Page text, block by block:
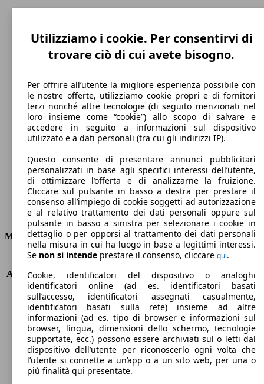
206 km/h
Velocità massima
Diesel
Carburante
Motore e Prestazioni
KW (PS)
96 kW (130 PS)
Accelerazione (0-100 km/h)
11.4s
Velocità massima (km/h)
206 km/h
Numero di marce
8
Coppia
300 nm
Cilindrata
1499 ccm
Carburante
Diesel
Cilindri
Trasmissione
Automatico
Tipo di trazione
Utilizziamo i cookie. Per consentirvi di
trovare ciò di cui avete bisogno.
Per offrire all’utente la migliore esperienza possibile con
le nostre offerte, utilizziamo cookie propri e di fornitori
terzi nonché altre tecnologie (di seguito menzionati nel
loro insieme come “cookie”) allo scopo di salvare e
accedere in seguito a informazioni sul dispositivo
utilizzato e a dati personali (tra cui gli indirizzi IP).
Questo consente di presentare annunci pubblicitari
personalizzati in base agli specifici interessi dell’utente,
di ottimizzare l’offerta e di analizzarne la fruizione.
Cliccare sul pulsante in basso a destra per prestare il
consenso all’impiego di cookie soggetti ad autorizzazione
e al relativo trattamento dei dati personali oppure sul
pulsante in basso a sinistra per selezionare i cookie in
dettaglio o per opporsi al trattamento dei dati personali
nella misura in cui ha luogo in base a legittimi interessi.
Se non si intende prestare il consenso, cliccare qui.
Cookie, identificatori del dispositivo o analoghi
identificatori online (ad es. identificatori basati
sull’accesso, identificatori assegnati casualmente,
identificatori basati sulla rete) insieme ad altre
informazioni (ad es. tipo di browser e informazioni sul
browser, lingua, dimensioni dello schermo, tecnologie
supportate, ecc.) possono essere archiviati sul o letti dal
dispositivo dell’utente per riconoscerlo ogni volta che
l’utente si connette a un’app o a un sito web, per una o
più finalità qui presentate.